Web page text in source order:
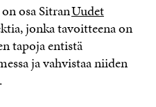
osa SitranUudet
jonka tavoitteena on
tapoja entistä
ja vahvistaa niiden